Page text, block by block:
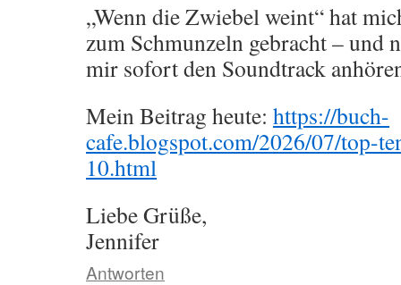
„Wenn die Zwiebel weint“ hat
zum Schmunzeln gebracht – und
mir sofort den Soundtrack
Mein Beitrag heute: https://buch-
cafe.blogspot.com/2026/07/top-
10.html
Liebe Grüße,
Jennifer
Antworten